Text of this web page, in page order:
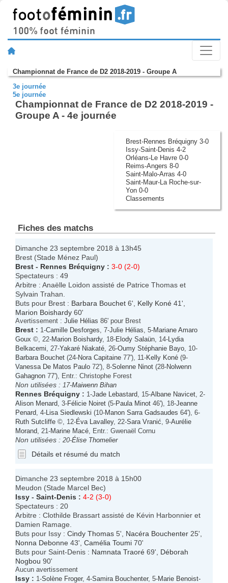
Championnat de France de D2 2018-2019 - Groupe A
3e journée
5e journée
Championnat de France de D2 2018-2019 -
Groupe A - 4e journée
Brest-Rennes Bréquigny 3-0
Issy-Saint-Denis 4-2
Orléans-Le Havre 0-0
Reims-Angers 8-0
Saint-Malo-Arras 4-0
Saint-Maur-La Roche-sur-
Yon 0-0
Classements
Fiches des matchs
Dimanche 23 septembre 2018 à 13h45
Brest (Stade Ménez Paul)
Brest - Rennes Bréquigny : 3-0 (2-0)
Spectateurs : 49
Arbitre : Anaëlle Loidon assisté de Patrice Thomas et
Sylvain Trahan.
Buts pour Brest : Barbara Bouchet 6', Kelly Koné 41',
Marion Boishardy 60'
Avertissement : Julie Hélias 86' pour Brest
Brest : 1-Camille Desforges , 7-Julie Hélias , 5-Mariane Amaro
Goux ©, 22-Marion Boishardy, 18-Elody Salaün , 14- Lydia
Belkacemi , 27-Yakaré Niakaté , 26-Oumy Stéphanie Bayo , 10-
Barbara Bouchet (24-Nora Capitaine 77'), 11-Kelly Koné (9-
Vanessa De Matos Paulo 72'), 8-Solenne Ninot (28-Nolwenn
Gahagnon 77'), Entr.: Christophe Forest
Non utilisées : 17-Maiwenn Bihan
Rennes Bréquigny : 1-Jade Lebastard , 15-Albane Navicet , 2-
Alison Menard , 3-Félicie Noiret (5-Paula Minot 46'), 18-Jeanne
Penard , 4- Lisa Siedlewski (10-Manon Sarra Gadsaudes 64'), 6-
Ruth Sutcliffe ©, 12-Éva Lavalley, 22-Sara Vranić , 9-Aurélie
Morand , 21-Marine Macé , Entr.: Gwenaël Cornu
Non utilisées : 20-Élise Thomelier
Détails et résumé du match
Dimanche 23 septembre 2018 à 15h00
Meudon (Stade Marcel Bec)
Issy - Saint-Denis : 4-2 (3-0)
Spectateurs : 20
Arbitre : Clothilde Brassart assisté de Kévin Harbonnier et
Damien Ramage.
Buts pour Issy : Cindy Thomas 5', Nacéra Bouchenter 25',
Nonna Debonne 43', Camélia Toumi 70'
Buts pour Saint-Denis : Namnata Traoré 69', Déborah
Nogbou 90'
Aucun avertissement
Issy : 1-Solène Froger, 4-Samira Bouchenter, 5-Marie Benoist-